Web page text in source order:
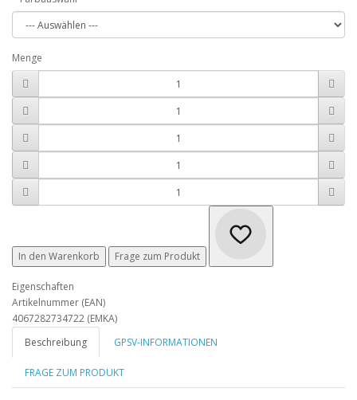
Menge
In den Warenkorb Frage zum Produkt
Eigenschaften
Artikelnummer (EAN)
4067282734722 (EMKA)
Beschreibung
GPSV-INFORMATIONEN
FRAGE ZUM PRODUKT